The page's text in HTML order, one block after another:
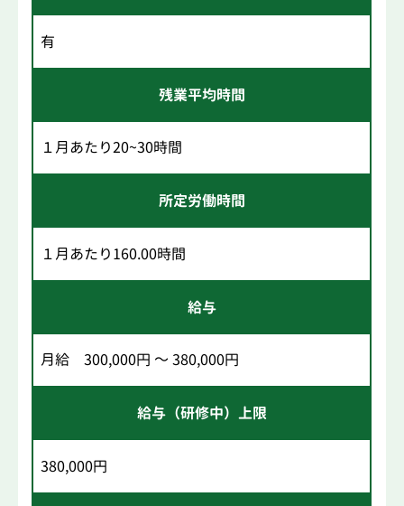
有
残業平均時間
１月あたり20~30時間
所定労働時間
１月あたり160.00時間
給与
月給 300,000円 ～ 380,000円
給与（研修中）上限
380,000円